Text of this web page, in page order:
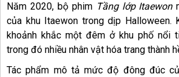
Năm 2020, bộ phimTầng lớp Itaewon
của khu Itaewon trong dịp Halloween.
khoảnh khắc một đêm ở khu phố nổi
trong đó nhiều nhân vật hóa trang thành
Tác phẩm mô tả mức độ đông đúc